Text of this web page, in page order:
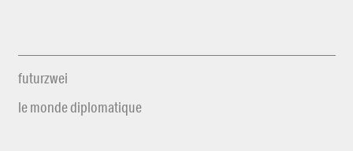
futurzwei
le monde diplomatique